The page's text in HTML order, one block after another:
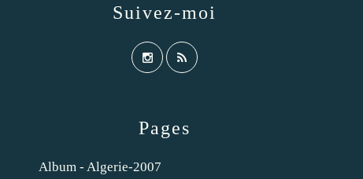
Pages
Album - Algerie-2007
Suivez-moi